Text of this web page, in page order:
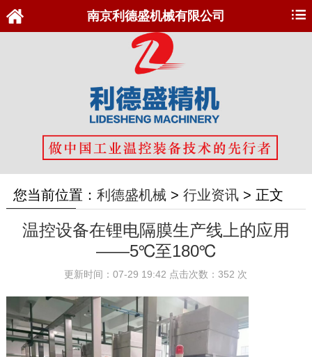
南京利德盛机械有限公司
您当前位置： 利德盛机械 > 行业资讯 > 正文
温控设备在锂电隔膜生产线上的应用
——5℃至180℃
更新时间：07-29 19:42 点击次数：352 次